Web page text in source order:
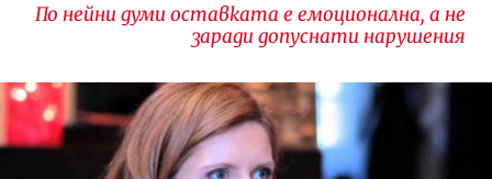
По нейни думи оставката е емоционална, а не
заради допуснати нарушения